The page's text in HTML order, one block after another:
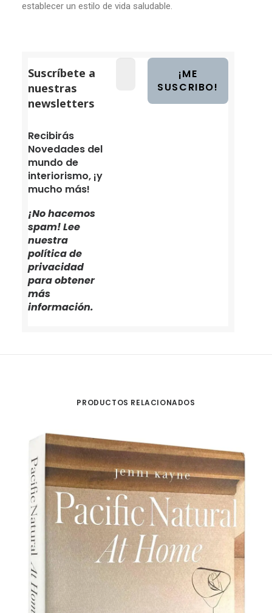
establecer un estilo de vida saludable.
Suscríbete a
nuestras
newsletters
Recibirás
Novedades del
mundo de
interiorismo, ¡y
mucho más!
¡No hacemos
spam! Lee
nuestra
política de
privacidad
para obtener
más
información.
PRODUCTOS RELACIONADOS